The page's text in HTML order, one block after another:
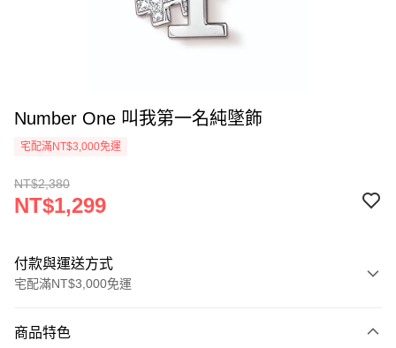
Number One 叫我第一名純墜飾
宅配滿NT$3,000免運
NT$2,380
NT$1,299
付款與運送方式
宅配滿NT$3,000免運
信用卡一次付款
商品特色